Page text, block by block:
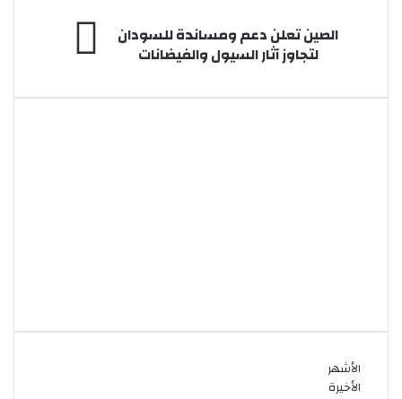
ظاهرة
الصيد
تعلن
للسودان
الصين تعلن دعم ومساندة للسودان
لتجاوز آثار السيول والفيضانات
الأشهر
الأخيرة